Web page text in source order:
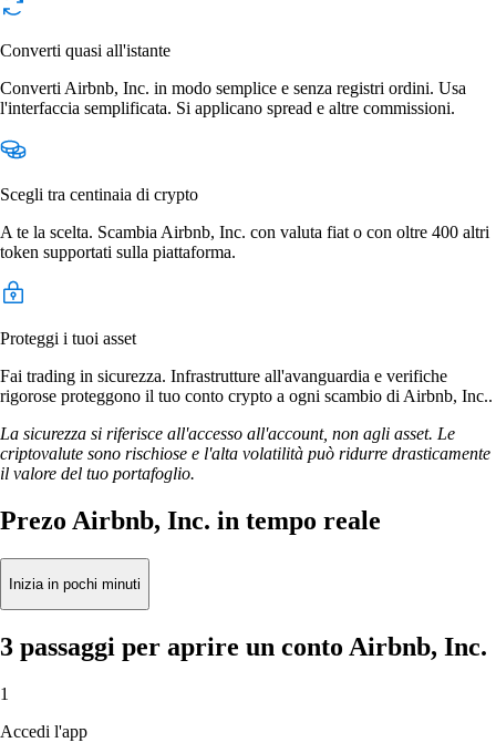
Converti quasi all'istante
Converti Airbnb, Inc. in modo semplice e senza registri ordini. Usa
l'interfaccia semplificata. Si applicano spread e altre commissioni.
Scegli tra centinaia di crypto
A te la scelta. Scambia Airbnb, Inc. con valuta fiat o con oltre 400 altri
token supportati sulla piattaforma.
Proteggi i tuoi asset
Fai trading in sicurezza. Infrastrutture all'avanguardia e verifiche
rigorose proteggono il tuo conto crypto a ogni scambio di Airbnb, Inc..
La sicurezza si riferisce all'accesso all'account, non agli asset. Le
criptovalute sono rischiose e l'alta volatilità può ridurre drasticamente
il valore del tuo portafoglio.
Prezo Airbnb, Inc. in tempo reale
Inizia in pochi minuti
3 passaggi per aprire un conto Airbnb, Inc.
1
Accedi l'app